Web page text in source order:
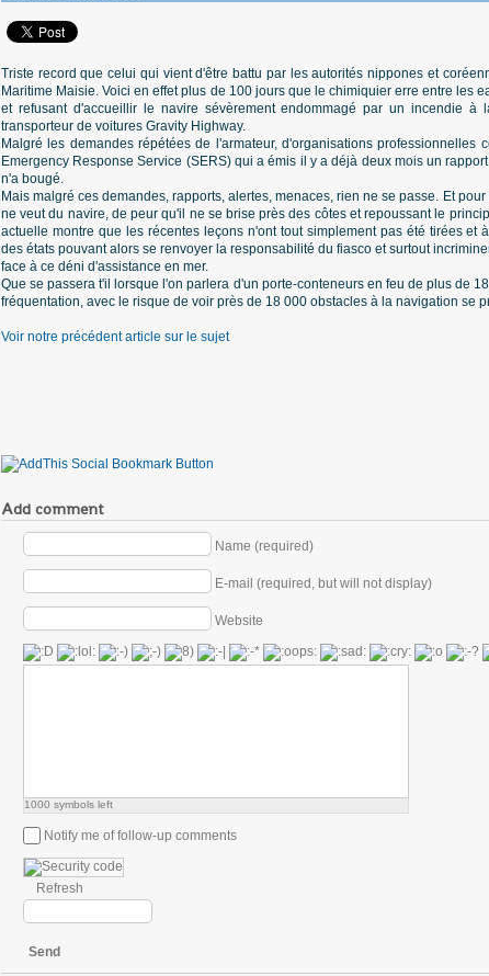
Triste record que celui qui vient d'être battu par les autorités nippones et
Maritime Maisie. Voici en effet plus de 100 jours que le chimiquier erre entre les
et refusant d'accueillir le navire sévèrement endommagé par un incendie
transporteur de voitures Gravity Highway.
Malgré les demandes répétées de l'armateur, d'organisations
Emergency Response Service (SERS) qui a émis il y a déjà deux mois un
n'a bougé.
Mais malgré ces demandes, rapports, alertes, menaces, rien ne se passe. Et
ne veut du navire, de peur qu'il ne se brise près des côtes et repoussant le
actuelle montre que les récentes leçons n'ont tout simplement pas été tirées et
des états pouvant alors se renvoyer la responsabilité du fiasco et surtout
face à ce déni d'assistance en mer.
Que se passera t'il lorsque l'on parlera d'un porte-conteneurs en feu de plus de
fréquentation, avec le risque de voir près de 18 000 obstacles à la navigation se
Voir notre précédent article sur le sujet
Add comment
Name (required)
E-mail (required, but will not display)
Website
1000 symbols left
Notify me of follow-up comments
Refresh
Send